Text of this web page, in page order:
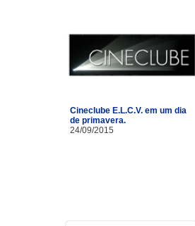
Cineclube E.L.C.V. em um dia
de primavera.
24/09/2015